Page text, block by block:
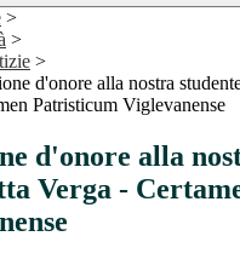
>
>
>
d'onore alla nostra
Patristicum Viglevanense
d'onore alla
Verga -